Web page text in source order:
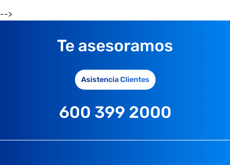
-->
Te asesoramos
Asistencia Clientes
600 399 2000